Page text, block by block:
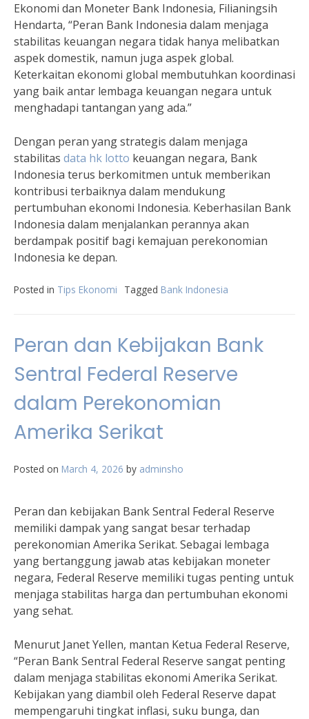
Ekonomi dan Moneter Bank Indonesia, Filianingsih
Hendarta, “Peran Bank Indonesia dalam menjaga
stabilitas keuangan negara tidak hanya melibatkan
aspek domestik, namun juga aspek global.
Keterkaitan ekonomi global membutuhkan koordinasi
yang baik antar lembaga keuangan negara untuk
menghadapi tantangan yang ada.”
Dengan peran yang strategis dalam menjaga
stabilitas data hk lotto keuangan negara, Bank
Indonesia terus berkomitmen untuk memberikan
kontribusi terbaiknya dalam mendukung
pertumbuhan ekonomi Indonesia. Keberhasilan Bank
Indonesia dalam menjalankan perannya akan
berdampak positif bagi kemajuan perekonomian
Indonesia ke depan.
Posted in Tips Ekonomi Tagged Bank Indonesia
Peran dan Kebijakan Bank
Sentral Federal Reserve
dalam Perekonomian
Amerika Serikat
Posted on March 4, 2026 by adminsho
Peran dan kebijakan Bank Sentral Federal Reserve
memiliki dampak yang sangat besar terhadap
perekonomian Amerika Serikat. Sebagai lembaga
yang bertanggung jawab atas kebijakan moneter
negara, Federal Reserve memiliki tugas penting untuk
menjaga stabilitas harga dan pertumbuhan ekonomi
yang sehat.
Menurut Janet Yellen, mantan Ketua Federal Reserve,
“Peran Bank Sentral Federal Reserve sangat penting
dalam menjaga stabilitas ekonomi Amerika Serikat.
Kebijakan yang diambil oleh Federal Reserve dapat
mempengaruhi tingkat inflasi, suku bunga, dan